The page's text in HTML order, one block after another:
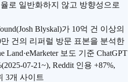
로 일반화하지 않고 방향성으로
Blyskal)가 10억 건 이상의
만 건의 리퍼럴 방문 표본을 분석한
Land·eMarketer 보도 기준 ChatGPT
07-21~), Reddit 인용 +87%,
3개 사이트